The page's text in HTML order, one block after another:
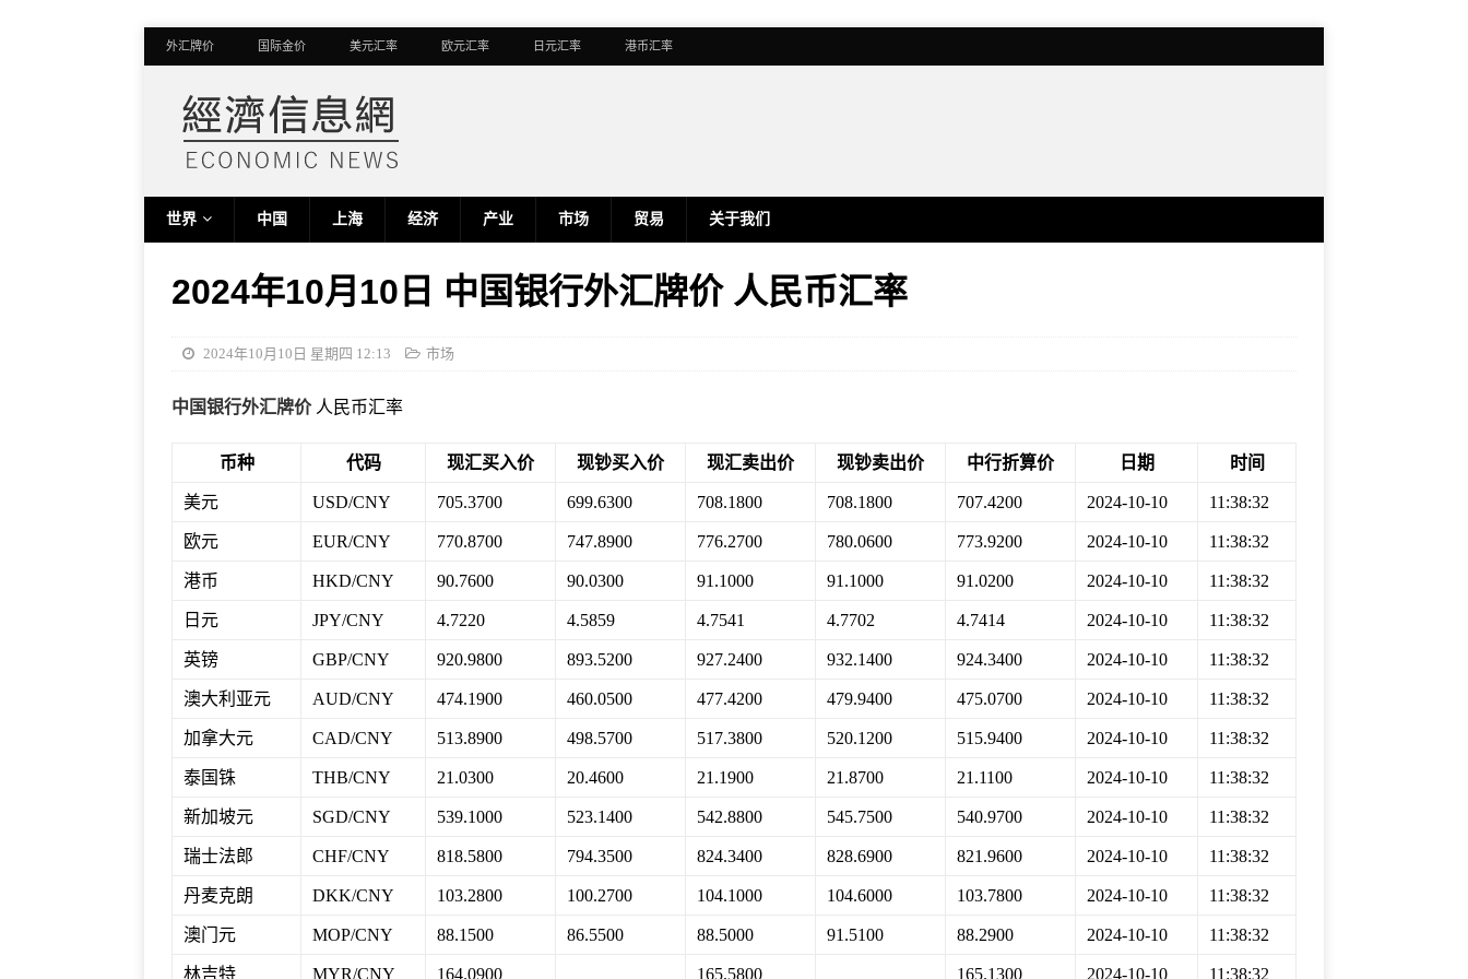
外汇牌价 国际金价 美元汇率 欧元汇率 日元汇率 港币汇率
世界 中国 上海 经济 产业 市场 贸易 关于我们
2024年10月10日 中国银行外汇牌价 人民币汇率
2024年10月10日 星期四 12:13 市场
中国银行外汇牌价人民币汇率
币种 代码 现汇买入价 现钞买入价 现汇卖出价 现钞卖出价 中行折算价 日期 时间
美元 USD/CNY 705.3700 699.6300 708.1800 708.1800 707.4200 2024-10-10 11:38:32
欧元 EUR/CNY 770.8700 747.8900 776.2700 780.0600 773.9200 2024-10-10 11:38:32
港币 HKD/CNY 90.7600 90.0300 91.1000 91.1000 91.0200 2024-10-10 11:38:32
日元 JPY/CNY 4.7220 4.5859 4.7541 4.7702 4.7414 2024-10-10 11:38:32
英镑 GBP/CNY 920.9800 893.5200 927.2400 932.1400 924.3400 2024-10-10 11:38:32
澳大利亚元 AUD/CNY 474.1900 460.0500 477.4200 479.9400 475.0700 2024-10-10 11:38:32
加拿大元 CAD/CNY 513.8900 498.5700 517.3800 520.1200 515.9400 2024-10-10 11:38:32
泰国铢 THB/CNY 21.0300 20.4600 21.1900 21.8700 21.1100 2024-10-10 11:38:32
新加坡元 SGD/CNY 539.1000 523.1400 542.8800 545.7500 540.9700 2024-10-10 11:38:32
瑞士法郎 CHF/CNY 818.5800 794.3500 824.3400 828.6900 821.9600 2024-10-10 11:38:32
丹麦克朗 DKK/CNY 103.2800 100.2700 104.1000 104.6000 103.7800 2024-10-10 11:38:32
澳门元 MOP/CNY 88.1500 86.5500 88.5000 91.5100 88.2900 2024-10-10 11:38:32
林吉特 MYR/CNY 164.0900 165.5800 165.1300 2024-10-10 11:38:32